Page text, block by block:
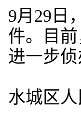
9月29日
件。目
进一步侦
水城区